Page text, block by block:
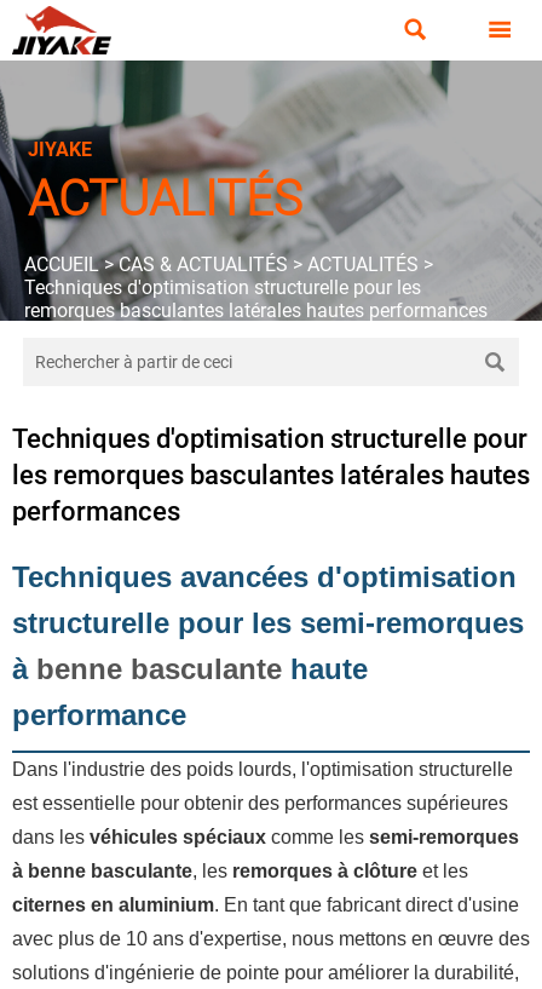
 
JIYAKE
ACTUALITÉS
ACCUEIL>CAS & ACTUALITÉS> ACTUALITÉS >
Techniques d'optimisation structurelle pour les
remorques basculantes latérales hautes performances

Techniques d'optimisation structurelle pour
les remorques basculantes latérales hautes
performances
Techniques avancées d'optimisation
structurelle pour les semi-remorques
à benne basculante haute
performance
Dans l'industrie des poids lourds, l'optimisation structurelle
est essentielle pour obtenir des performances supérieures
dans les véhicules spéciaux comme les semi-remorques
à benne basculante, les remorques à clôture et les
citernes en aluminium. En tant que fabricant direct d'usine
avec plus de 10 ans d'expertise, nous mettons en œuvre des
solutions d'ingénierie de pointe pour améliorer la durabilité,